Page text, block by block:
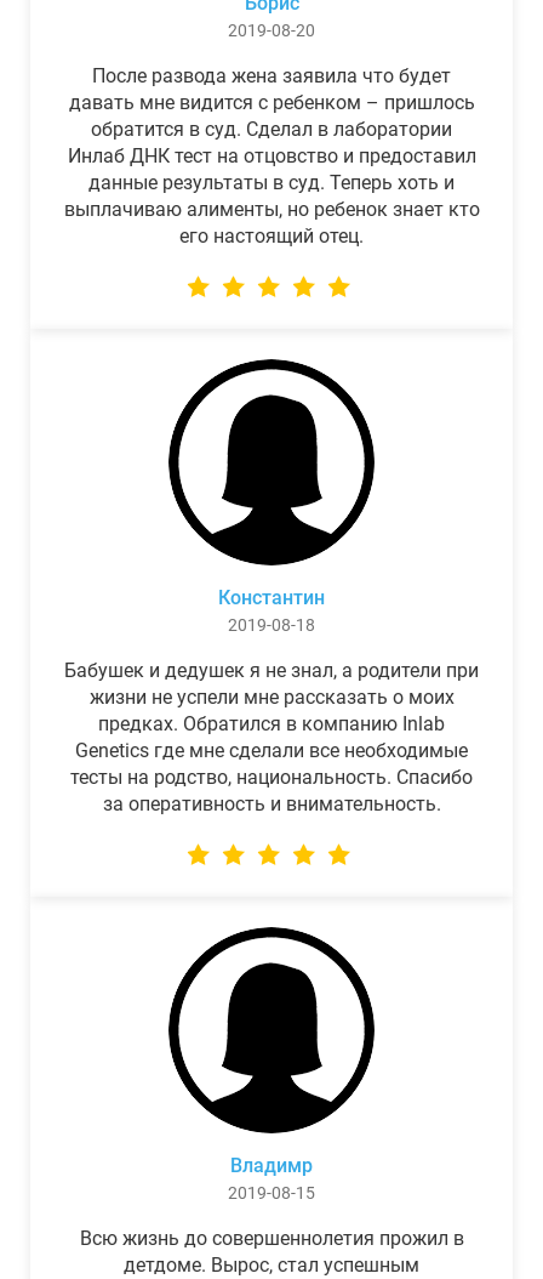
2019-08-20
После развода жена заявила что будет
давать мне видится с ребенком – пришлось
обратится в суд. Сделал в лаборатории
Инлаб ДНК тест на отцовство и предоставил
данные результаты в суд. Теперь хоть и
выплачиваю алименты, но ребенок знает кто
его настоящий отец.
Константин
2019-08-18
Бабушек и дедушек я не знал, а родители при
жизни не успели мне рассказать о моих
предках. Обратился в компанию Inlab
Genetics где мне сделали все необходимые
тесты на родство, национальность. Спасибо
за оперативность и внимательность.
Владимр
2019-08-15
Всю жизнь до совершеннолетия прожил в
детдоме. Вырос, стал успешным